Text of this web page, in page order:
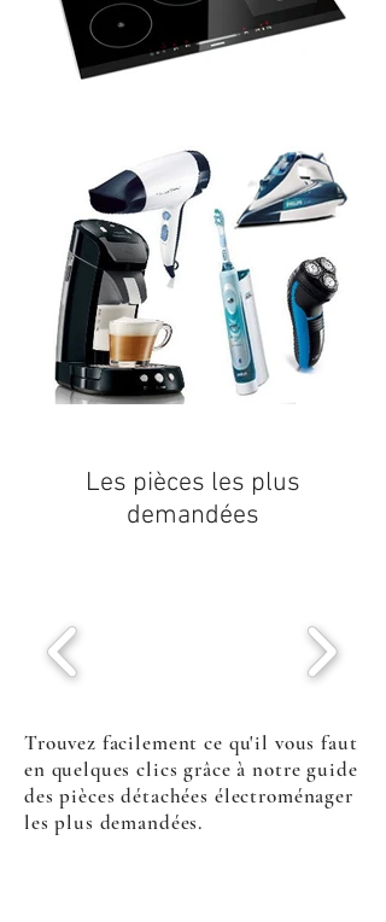
Les pièces les plus
demandées
Trouvez facilement ce qu'il vous faut
en quelques clics grâce à notre guide
des pièces détachées électroménager
les plus demandées.